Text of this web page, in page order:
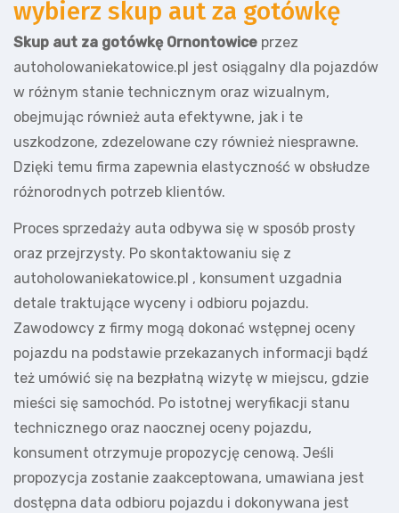
wybierz skup aut za gotówkę
Skup aut za gotówkę Ornontowice przez
autoholowaniekatowice.pl jest osiągalny dla pojazdów
w różnym stanie technicznym oraz wizualnym,
obejmując również auta efektywne, jak i te
uszkodzone, zdezelowane czy również niesprawne.
Dzięki temu firma zapewnia elastyczność w obsłudze
różnorodnych potrzeb klientów.
Proces sprzedaży auta odbywa się w sposób prosty
oraz przejrzysty. Po skontaktowaniu się z
autoholowaniekatowice.pl , konsument uzgadnia
detale traktujące wyceny i odbioru pojazdu.
Zawodowcy z firmy mogą dokonać wstępnej oceny
pojazdu na podstawie przekazanych informacji bądź
też umówić się na bezpłatną wizytę w miejscu, gdzie
mieści się samochód. Po istotnej weryfikacji stanu
technicznego oraz naocznej oceny pojazdu,
konsument otrzymuje propozycję cenową. Jeśli
propozycja zostanie zaakceptowana, umawiana jest
dostępna data odbioru pojazdu i dokonywana jest